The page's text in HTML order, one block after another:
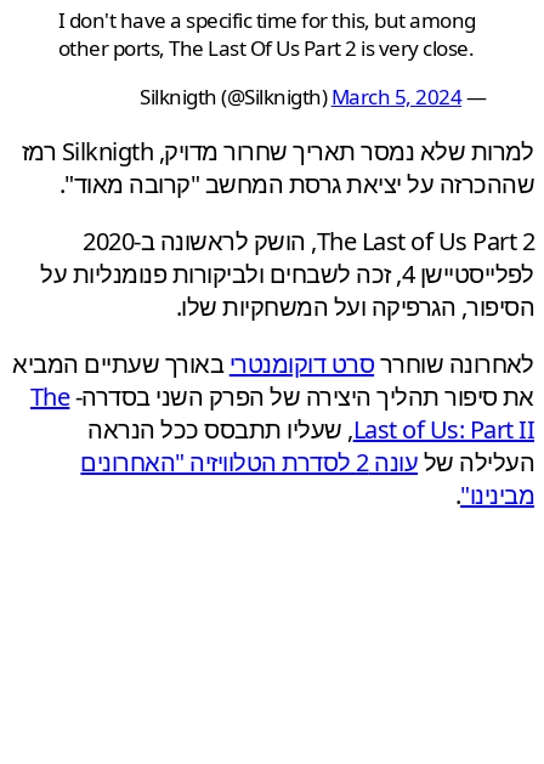
I don't have a specific time for this, but among
other ports, The Last Of Us Part 2 is very close.
March 5, 2024
למרות שלא נמסר תאריך שחרור מדויק, Silknigth רמז
על יציאת גרסת המחשב "קרובה מאוד".
The Last of Us Part 2, הושק לראשונה ב-2020
לפלייסטיישן 4, זכה לשבחים ולביקורות פנומנליות על
הגרפיקה ועל המשחקיות שלו.
שוחררסרט דוקומנטריבאורך שעתיים המביא
תהליך היצירה של הפרק השני בסדרה-The
Last of Us:, שעליו תתבסס ככל הנראה
של
עונה 2 לסדרת הטלוויזיה "האחרונים
.